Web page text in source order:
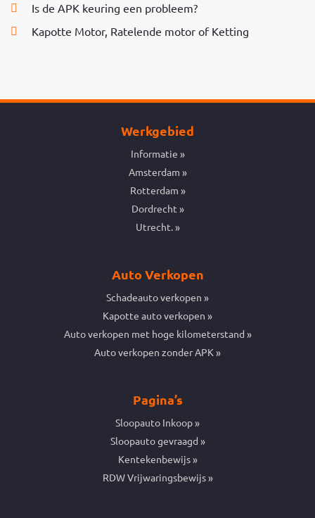
Is de APK keuring een probleem?
Kapotte Motor, Ratelende motor of Ketting
Werkgebied
Informatie
Amsterdam
Rotterdam
Dordrecht
Utrecht.
Auto Verkopen
Schadeauto verkopen
Kapotte auto verkopen
Auto verkopen met hoge kilometerstand
Auto verkopen zonder APK
Pagina’s
Sloopauto Inkoop
Sloopauto gevraagd
Kentekenbewijs
RDW Vrijwaringsbewijs